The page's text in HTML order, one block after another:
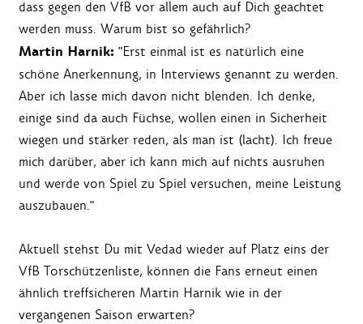
dass gegen den VfB vor allem auch auf Dich geachtet
werden muss. Warum bist so gefährlich?
Martin Harnik: "Erst einmal ist es natürlich eine
schöne Anerkennung, in Interviews genannt zu werden.
Aber ich lasse mich davon nicht blenden. Ich denke,
einige sind da auch Füchse, wollen einen in Sicherheit
wiegen und stärker reden, als man ist (lacht). Ich freue
mich darüber, aber ich kann mich auf nichts ausruhen
und werde von Spiel zu Spiel versuchen, meine Leistung
auszubauen."
Aktuell stehst Du mit Vedad wieder auf Platz eins der
VfB Torschützenliste, können die Fans erneut einen
ähnlich treffsicheren Martin Harnik wie in der
vergangenen Saison erwarten?